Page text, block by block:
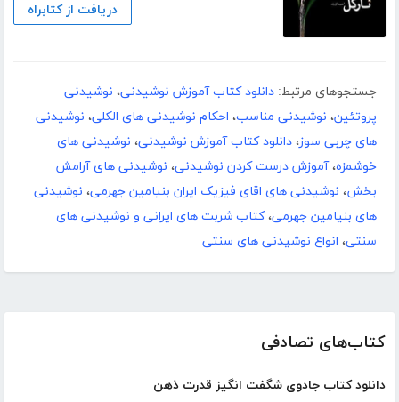
کتاب‌های تصادفی
دانلود کتاب جادوی شگفت انگیز قدرت ذهن
دریافت از کتابراه
جستجوهای مرتبط: دانلود کتاب آموزش نوشیدنی، نوشیدنی
پروتئین، نوشیدنی مناسب، احکام نوشیدنی های الکلی، نوشیدنی
های چربی سوز، دانلود کتاب آموزش نوشیدنی، نوشیدنی های
خوشمزه،آموزش درست کردن نوشیدنی، نوشیدنی های آرامش
بخش، نوشیدنی های اقای فیزیک ایران بنیامین جهرمی، نوشیدنی
های بنیامین جهرمی،کتاب شربت های ایرانی و نوشیدنی های
سنتی، انواع نوشیدنی های سنتی